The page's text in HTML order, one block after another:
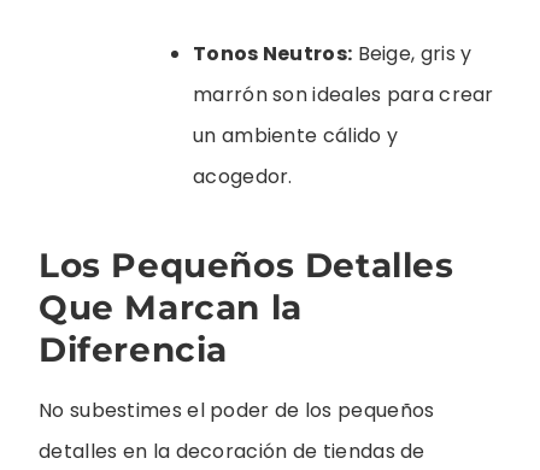
Tonos Neutros: Beige, gris y
marrón son ideales para crear
un ambiente cálido y
acogedor.
Los Pequeños Detalles
Que Marcan la
Diferencia
No subestimes el poder de los pequeños
detalles en la decoración de tiendas de